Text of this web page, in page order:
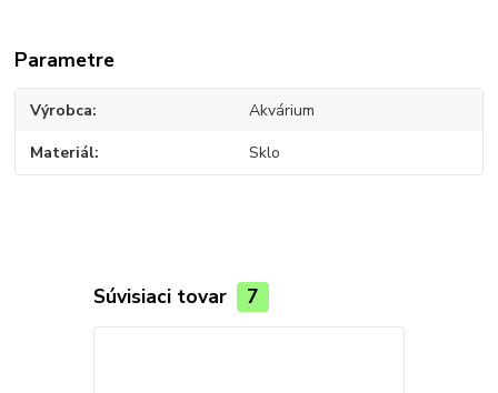
Parametre
Výrobca Akvárium
Materiál Sklo
Súvisiaci tovar 7